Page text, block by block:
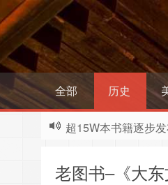
全部 历史
超15W本书籍逐步
老图书–《大